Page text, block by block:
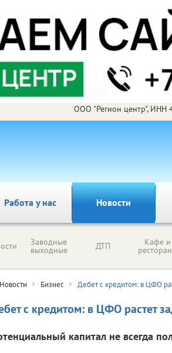
ООО "Регион центр", ИНН
Работа у нас Новости
Заводные
выходные ДТП Кафе и
Новости Бизнес Дебет с кредитом: в ЦФО
с кредитом: в ЦФО растет
капитал не всегда